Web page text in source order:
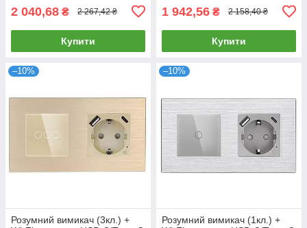
2 040,68 ₴ 2 267,42 ₴
Купити
1 942,56 ₴ 2 158,40 ₴
Купити
–10%
Розумний вимикач (3кл.) +
–10%
Розумний вимикач (1кл.) +